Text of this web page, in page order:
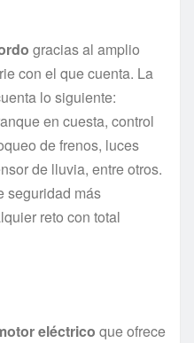
gracias al amplio
con el que cuenta. La
lo siguiente:
en cuesta, control
de frenos, luces
de lluvia, entre otros.
seguridad más
reto con total
eléctrico que ofrece